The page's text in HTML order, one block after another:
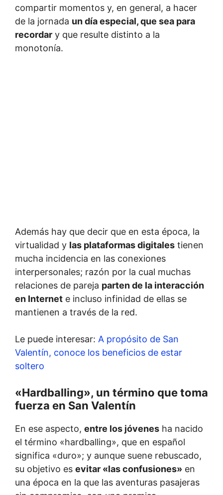
compartir momentos y, en general, a hacer
de la jornada un día especial, que sea para
recordar y que resulte distinto a la
monotonía.
Además hay que decir que en esta época, la
virtualidad y las plataformas digitales tienen
mucha incidencia en las conexiones
interpersonales; razón por la cual muchas
relaciones de pareja parten de la interacción
en Internet e incluso infinidad de ellas se
mantienen a través de la red.
Le puede interesar: A propósito de San
Valentín, conoce los beneficios de estar
soltero
«Hardballing», un término que toma
fuerza en San Valentín
En ese aspecto, entre los jóvenes ha nacido
el término «hardballing», que en español
significa «duro»; y aunque suene rebuscado,
su objetivo es evitar «las confusiones» en
una época en la que las aventuras pasajeras